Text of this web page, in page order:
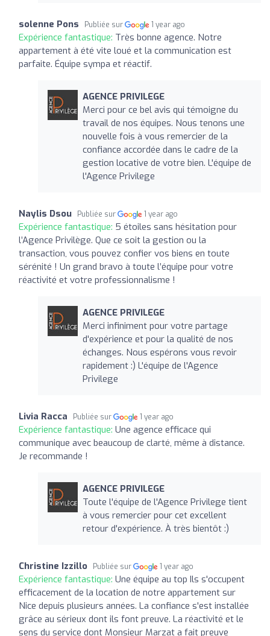
solenne Pons Publiée sur 1 year ago
Expérience fantastique: Très bonne agence. Notre
appartement à été vite loué et la communication est
parfaite. Équipe sympa et réactif.
AGENCE PRIVILEGE
Merci pour ce bel avis qui témoigne du
travail de nos équipes. Nous tenons une
nouvelle fois à vous remercier de la
confiance accordée dans le cadre de la
gestion locative de votre bien. L'équipe de
l'Agence Privilege
Naylis Dsou Publiée sur 1 year ago
Expérience fantastique: 5 étoiles sans hésitation pour
l’Agence Privilège. Que ce soit la gestion ou la
transaction, vous pouvez confier vos biens en toute
sérénité ! Un grand bravo à toute l’équipe pour votre
réactivité et votre professionnalisme !
AGENCE PRIVILEGE
Merci infiniment pour votre partage
d'expérience et pour la qualité de nos
échanges. Nous espérons vous revoir
rapidement :) L'équipe de l'Agence
Privilege
Livia Racca Publiée sur 1 year ago
Expérience fantastique: Une agence efficace qui
communique avec beaucoup de clarté, même à distance.
Je recommande !
AGENCE PRIVILEGE
Toute l'équipe de l'Agence Privilege tient
à vous remercier pour cet excellent
retour d'expérience. À très bientôt :)
Christine Izzillo Publiée sur 1 year ago
Expérience fantastique: Une équipe au top Ils s'occupent
efficacement de la location de notre appartement sur
Nice depuis plusieurs années. La confiance s'est installée
grâce au sérieux dont ils font preuve. La réactivité et le
sens du service dont Monsieur Marzat a fait preuve